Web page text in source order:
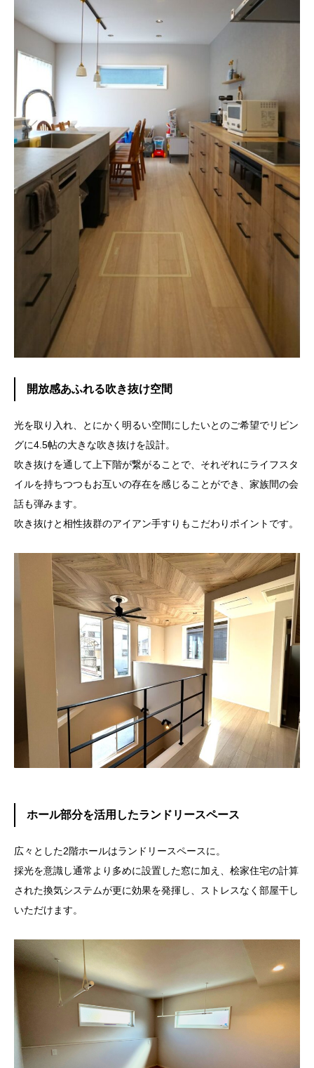
開放感あふれる吹き抜け空間
光を取り入れ、とにかく明るい空間にしたいとのご希望でリビン
グに4.5帖の大きな吹き抜けを設計。
吹き抜けを通して上下階が繋がることで、それぞれにライフスタ
イルを持ちつつもお互いの存在を感じることができ、家族間の会
話も弾みます。
吹き抜けと相性抜群のアイアン手すりもこだわりポイントです。
ホール部分を活用したラ ンドリースペース
広々とした2階ホールはランドリースペースに。
採光を意識し通常より多めに設置した窓に加え、桧家住宅の計算
された換気システムが更に効果を発揮し、ストレスなく部屋干し
いただけます。